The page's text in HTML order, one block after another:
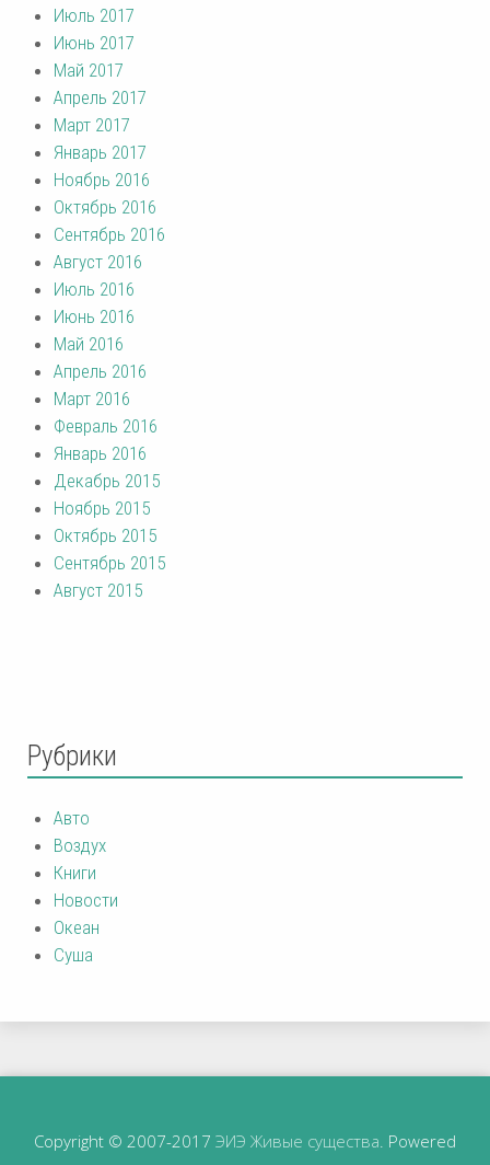
Июль 2017
Июнь 2017
Май 2017
Апрель 2017
Март 2017
Январь 2017
Ноябрь 2016
Октябрь 2016
Сентябрь 2016
Август 2016
Июль 2016
Июнь 2016
Май 2016
Апрель 2016
Март 2016
Февраль 2016
Январь 2016
Декабрь 2015
Ноябрь 2015
Октябрь 2015
Сентябрь 2015
Август 2015
Рубрики
Авто
Воздух
Книги
Новости
Океан
Суша
Copyright © 2007-2017 ЭИЭ Живые существа . Powered